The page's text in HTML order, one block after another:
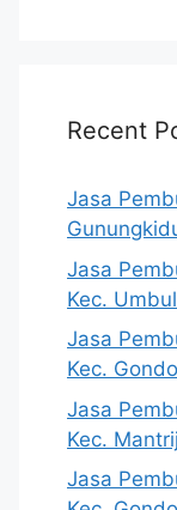
Recent
Jasa
Jasa
Kec.
Jasa
Kec.
Jasa
Kec.
Jasa